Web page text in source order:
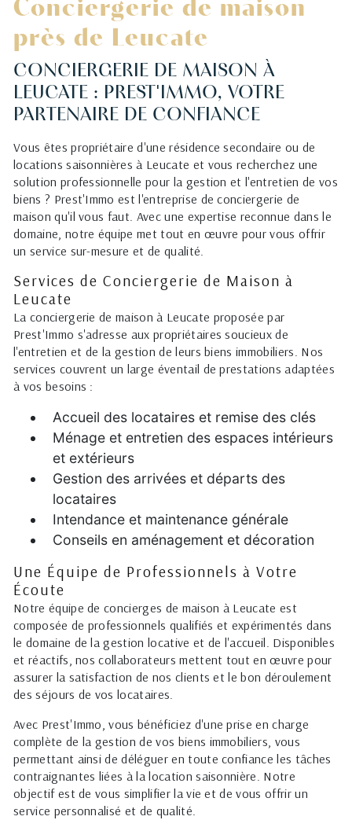
Conciergerie de maison
près de Leucate
CONCIERGERIE DE MAISON À
LEUCATE : PREST'IMMO, VOTRE
PARTENAIRE DE CONFIANCE
Vous êtes propriétaire d'une résidence secondaire ou de
locations saisonnières à Leucate et vous recherchez une
solution professionnelle pour la gestion et l'entretien de vos
biens ? Prest'Immo est l'entreprise de conciergerie de
maison qu'il vous faut. Avec une expertise reconnue dans le
domaine, notre équipe met tout en œuvre pour vous offrir
un service sur-mesure et de qualité.
Services de Conciergerie de Maison à
Leucate
La conciergerie de maison à Leucate proposée par
Prest'Immo s'adresse aux propriétaires soucieux de
l'entretien et de la gestion de leurs biens immobiliers. Nos
services couvrent un large éventail de prestations adaptées
à vos besoins :
Accueil des locataires et remise des clés
Ménage et entretien des espaces intérieurs
et extérieurs
Gestion des arrivées et départs des
locataires
Intendance et maintenance générale
Conseils en aménagement et décoration
Une Équipe de Professionnels à Votre
Écoute
Notre équipe de concierges de maison à Leucate est
composée de professionnels qualifiés et expérimentés dans
le domaine de la gestion locative et de l'accueil. Disponibles
et réactifs, nos collaborateurs mettent tout en œuvre pour
assurer la satisfaction de nos clients et le bon déroulement
des séjours de vos locataires.
Avec Prest'Immo, vous bénéficiez d'une prise en charge
complète de la gestion de vos biens immobiliers, vous
permettant ainsi de déléguer en toute confiance les tâches
contraignantes liées à la location saisonnière. Notre
objectif est de vous simplifier la vie et de vous offrir un
service personnalisé et de qualité.